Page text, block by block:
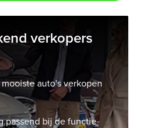
verkopers
auto's verkopen
passend bij de functie